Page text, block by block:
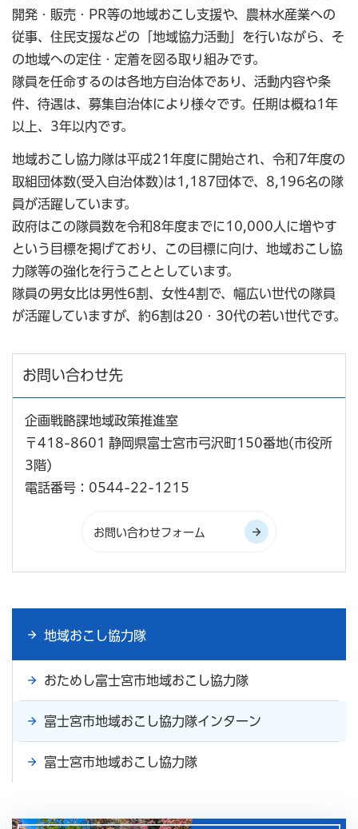
開発・販売・PR等の地域おこし支援や、農林水産業への
従事、住民支援などの「地域協力活動」を行いながら、そ
の地域への定住・定着を図る取り組みです。
隊員を任命するのは各地方自治体であり、活動内容や条
件、待遇は、募集自治体により様々です。任期は概ね1年
以上、3年以内です。
地域おこし協力隊は平成21年度に開始され、令和7年度の
取組団体数(受入自治体数)は1,187団体で、8,196名の隊
員が活躍しています。
政府はこの隊員数を令和8年度までに10,000人に増やす
という目標を掲げており、この目標に向け、地域おこし協
力隊等の強化を行うこととしています。
隊員の男女比は男性6割、女性4割で、幅広い世代の隊員
が活躍していますが、約6割は20・30代の若い世代です。
お問い合わせ先
企画戦略課地域政策推進室
〒418-8601 静岡県富士宮市弓沢町150番地(市役所
3階)
電話番号：0544-22-1215
地域おこし協力隊
おためし富士宮市地域おこし協力隊
富士宮市地域おこし協力隊インターン
富士宮市地域おこし協力隊